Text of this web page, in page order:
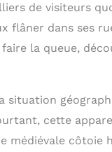
de visiteurs
flâner dans ses
la queue,
situation
cette
médiévale côtoie